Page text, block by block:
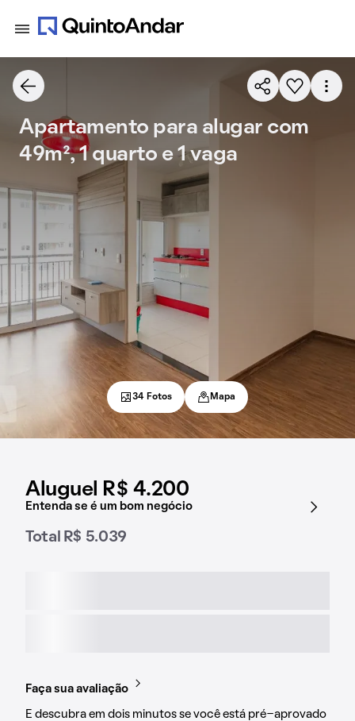
Aluguel R$ 4.200
Entenda se é um bom negócio
Total R$ 5.039
Faça sua avaliação
E descubra em dois minutos se você está pré-aprovado
Apartamento para alugar com
49m², 1 quarto e 1 vaga
34 Fotos Mapa